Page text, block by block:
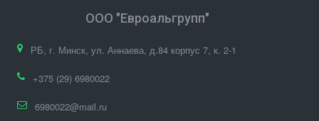
ООО "Евроальгрупп"
РБ, г. Минск, ул. Аннаева, д.84 корпус 7, к. 2-1
+375 (29) 6980022
6980022@mail.ru